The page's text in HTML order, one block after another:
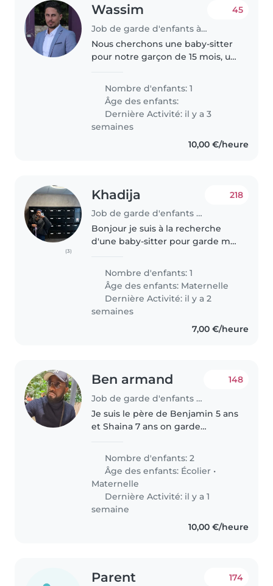
Wassim
Job de garde d'enfants à Rouen
45
Nous cherchons une baby-sitter
pour notre garçon de 15 mois, un
Paris et nous serions ravis de
recevoir une baby-sitter..
Nombre d'enfants: 1
Âge des enfants:
Dernière Activité: il y a 3
semaines
10,00 €/heure
(3)
Khadija
Job de garde d'enfants à Rouen
218
Bonjour je suis à la recherche
d'une baby-sitter pour garde ma
les heures de conduite et . Ma
fille elle est âgée de deux ans.
Elle aime beaucoup..
Nombre d'enfants: 1
Âge des enfants: Maternelle
Dernière Activité: il y a 2
semaines
7,00 €/heure
Ben armand
Job de garde d'enfants à Rouen
148
Je suis le père de Benjamin 5 ans
et Shaina 7 ans on garde
semaine chez moi et une
semaine chez leur mère. Et pour
la garde que je sollicite c'est
pour..
Nombre d'enfants: 2
Âge des enfants: Écolier •
Maternelle
Dernière Activité: il y a 1
semaine
10,00 €/heure
Parent 174